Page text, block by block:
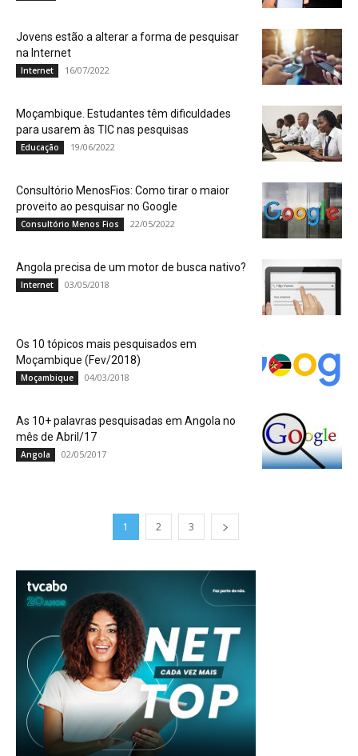
Jovens estão a alterar a forma de pesquisar
na Internet
Internet 16/07/2022
Moçambique. Estudantes têm dificuldades
para usarem às TIC nas pesquisas
Educação 19/06/2022
Consultório MenosFios: Como tirar o maior
proveito ao pesquisar no Google
Consultório Menos Fios 22/05/2022
Angola precisa de um motor de busca nativo?
Internet 03/05/2018
Os 10 tópicos mais pesquisados em
Moçambique (Fev/2018)
Moçambique 04/03/2018
As 10+ palavras pesquisadas em Angola no
mês de Abril/17
Angola 02/05/2017
1 2 3